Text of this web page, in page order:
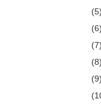
(5)
(6)
(7)
(8)
(9)